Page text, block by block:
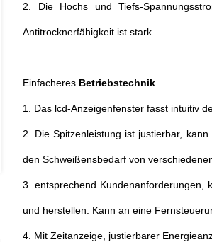
2. Die Hochs und Tiefs-
Antitrocknerfähigkeit ist stark.
Einfacheres Betriebstechnik
1. Das lcd-Anzeigenfenster fasst intuitiv
2. Die Spitzenleistung ist justierbar,
den Schweißensbedarf von
3. entsprechend Kundenanforderungen,
und herstellen. Kann an eine
4. Mit Zeitanzeige, justierbarer